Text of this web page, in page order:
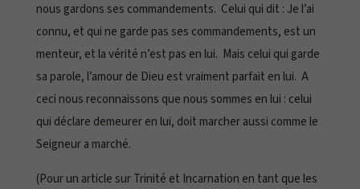
nous gardons ses commandements. Celui qui dit : Je l’ai
connu, et qui ne garde pas ses commandements, est un
menteur, et la vérité n’est pas en lui. Mais celui qui garde
sa parole, l’amour de Dieu est vraiment parfait en lui. A
ceci nous reconnaissons que nous sommes en lui : celui
qui déclare demeurer en lui, doit marcher aussi comme le
Seigneur a marché.
(Pour un article sur Trinité et Incarnation en tant que les